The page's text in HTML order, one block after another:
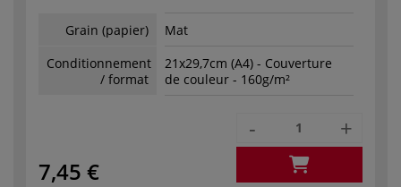
Grain (papier)
Mat
Conditionnement
/ format
21x29,7cm (A4) - Couverture
de couleur - 160g/m²
7,45 €
- +